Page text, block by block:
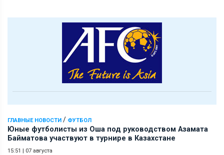
ГЛАВНЫЕ НОВОСТИ / ФУТБОЛ
Юные футболисты из Оша под руководством Азамата
Байматова участвуют в турнире в Казахстане
15:51 | 07 августа